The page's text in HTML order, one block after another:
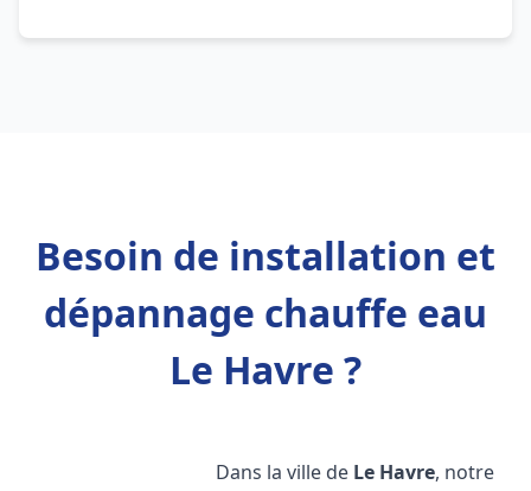
Besoin de installation et
dépannage chauffe eau
Le Havre ?
Dans la ville de Le Havre, notre